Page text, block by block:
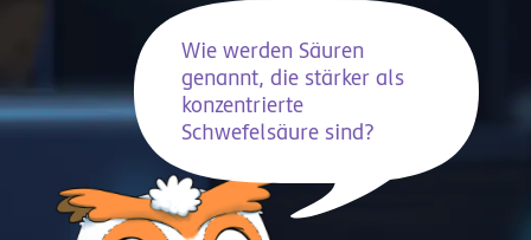
Wie werden Säuren
genannt, die stärker als
konzentrierte
Schwefelsäure sind?